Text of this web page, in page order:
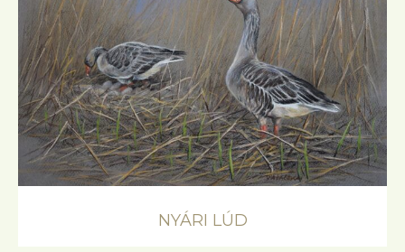
NYÁRI LÚD